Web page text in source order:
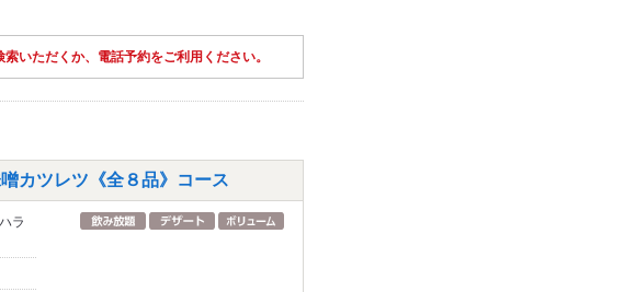
いただくか、電話予約をご利用ください。
カツレツ《全８品》コース
ラ